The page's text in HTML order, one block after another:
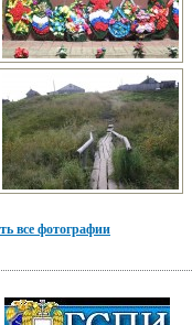
все фотографии